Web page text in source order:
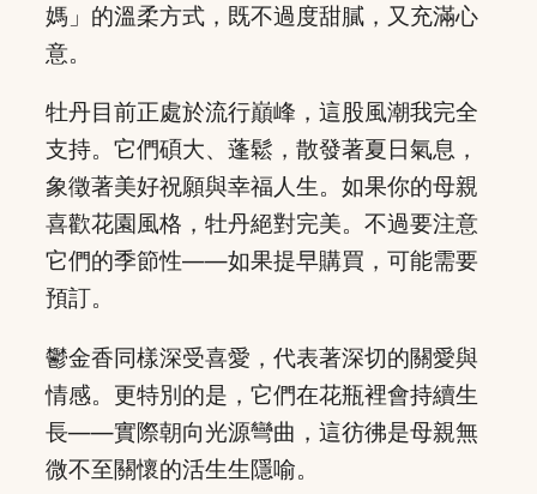
媽」的溫柔方式，既不過度甜膩，又充滿心
意。
牡丹目前正處於流行巔峰，這股風潮我完全
支持。它們碩大、蓬鬆，散發著夏日氣息，
象徵著美好祝願與幸福人生。如果你的母親
喜歡花園風格，牡丹絕對完美。不過要注意
它們的季節性——如果提早購買，可能需要
預訂。
鬱金香同樣深受喜愛，代表著深切的關愛與
情感。更特別的是，它們在花瓶裡會持續生
長——實際朝向光源彎曲，這彷彿是母親無
微不至關懷的活生生隱喻。